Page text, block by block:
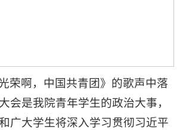
荣啊，中国共青团》的歌声中落
会是我院青年学生的政治大事，
广大学生将深入学习贯彻习近平